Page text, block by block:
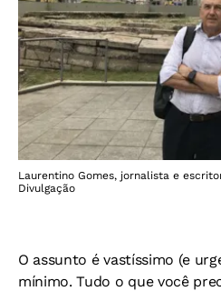
Laurentino Gomes, jornalista e
Divulgação
O assunto é vastíssimo (e
mínimo. Tudo o que você